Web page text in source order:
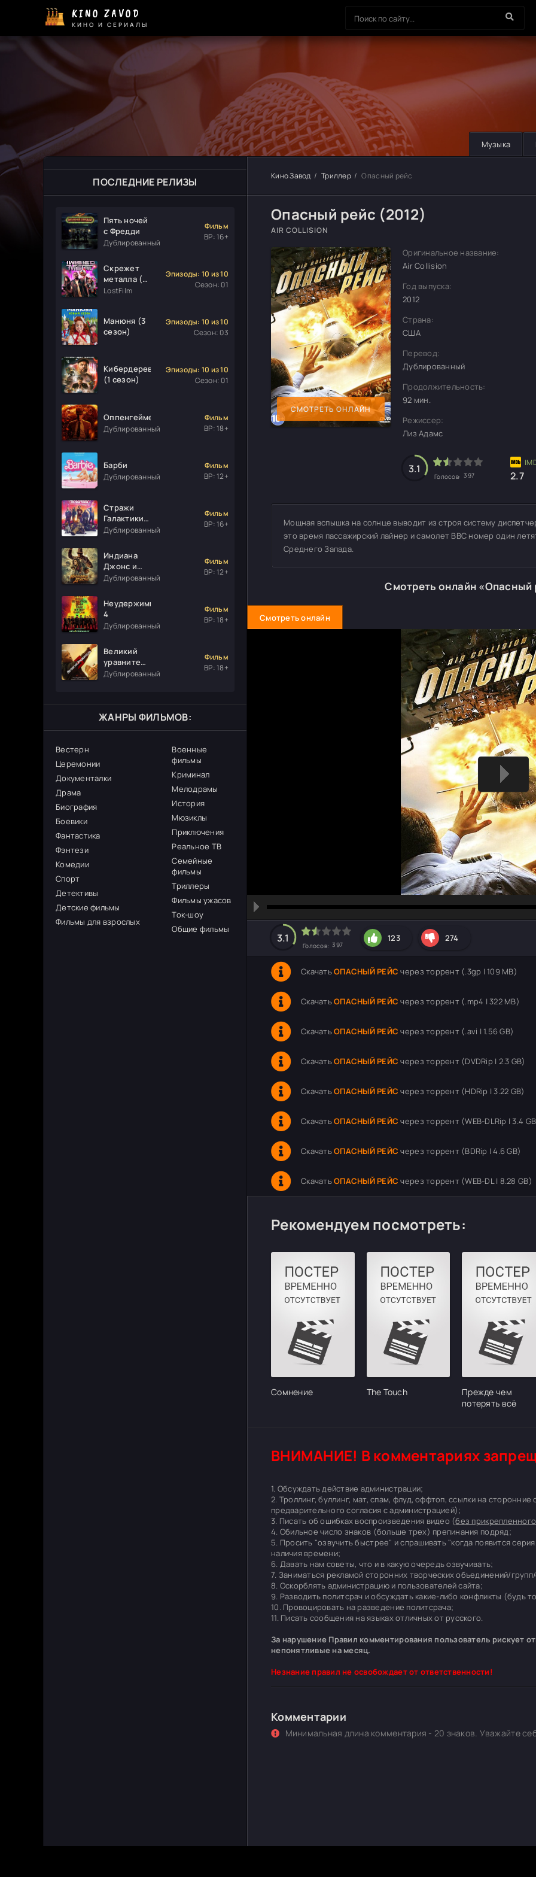
KINO ZAVOD
КИНО И СЕРИАЛЫ
Музыка
ПОСЛЕДНИЕ РЕЛИЗЫ
Пять ночей
с Фредди
Дублированный
Фильм
ВР: 16+
Скрежет
металла (1
сезон)
LostFilm
Эпизоды: 10 из 10
Сезон: 01
Манюня (3
сезон)
Эпизоды: 10 из 10
Сезон: 03
Кибердеревня
(1 сезон)
Эпизоды: 10 из 10
Сезон: 01
Оппенгеймер
Дублированный
Фильм
ВР: 18+
Барби
Дублированный
Фильм
ВР: 12+
Стражи
Галактики.
Часть 3
Дублированный
Фильм
ВР: 16+
Индиана
Джонс и
колесо
Дублированный
Фильм
ВР: 12+
Неудержимые
4
Дублированный
Фильм
ВР: 18+
Великий
уравнитель
3
Дублированный
Фильм
ВР: 18+
ЖАНРЫ ФИЛЬМОВ:
Вестерн
Церемонии
Документалки
Драма
Биография
Боевики
Фантастика
Фэнтези
Комедии
Спорт
Детективы
Детские фильмы
Фильмы для взрослых
Военные
фильмы
Криминал
Мелодрамы
История
Мюзиклы
Приключения
Реальное ТВ
Семейные
фильмы
Триллеры
Фильмы ужасов
Ток-шоу
Общие фильмы
Кино Завод Триллер Опасный рейс
Опасный рейс (2012)
AIR COLLISION
СМОТРЕТЬ ОНЛАЙН
Оригинальное название:
Air Collision
Год выпуска:
2012
Страна:
США
Перевод:
Дублированный
Продолжительность:
92 мин.
Режиссер:
Лиз Адамс
3.1
Голосов: 397 2.7
Мощная вспышка на солнце выводит из строя систему
это время пассажирский лайнер и самолет ВВС номер один
Среднего Запада.
Смотреть онлайн «Опасный
Смотреть онлайн
hd2160
hd1440
highres
hd1080
hd720
large
medium
small
tiny
3.1
Голосов: 397
123 274
СкачатьОПАСНЫЙ РЕЙС через торрент (.3gp | 109 MB)
СкачатьОПАСНЫЙ РЕЙС через торрент (.mp4 | 322 MB)
СкачатьОПАСНЫЙ РЕЙС через торрент (.avi | 1.56 GB)
СкачатьОПАСНЫЙ РЕЙС через торрент (DVDRip | 2.3 GB)
СкачатьОПАСНЫЙ РЕЙС через торрент (HDRip | 3.22 GB)
СкачатьОПАСНЫЙ РЕЙС через торрент (WEB-DLRip | 3.4
СкачатьОПАСНЫЙ РЕЙС через торрент (BDRip | 4.6 GB)
СкачатьОПАСНЫЙ РЕЙС через торрент (WEB-DL | 8.28 GB)
Рекомендуем посмотреть:
Сомнение The Touch
Прежде чем
потерять всё
ВНИМАНИЕ! В комментариях
1. Обсуждать действие администрации;
2. Троллинг, буллинг, мат, спам, флуд, оффтоп, ссылки на
предварительного согласия с администрацией);
3. Писать об ошибках воспроизведения видео (без
4. Обильное число знаков (больше трех) препинания подряд;
5. Просить "озвучить быстрее" и спрашивать "когда появится
наличия времени;
6. Давать нам советы, что и в какую очередь озвучивать;
7. Заниматься рекламой сторонних творческих объединений/
8. Оскорблять администрацию и пользователей сайта;
9. Разводить политсрач и обсуждать какие-либо конфликты (будь
10. Провоцировать на разведение политсрача;
11. Писать сообщения на языках отличных от русского.
За нарушение Правил комментирования пользователь рискует
непонятливые на месяц.
Незнание правил не освобождает от ответственности!
Комментарии
Минимальная длина комментария - 20 знаков. Уважайте